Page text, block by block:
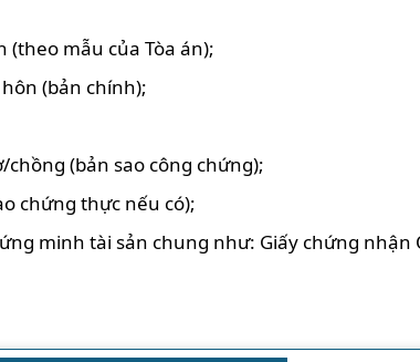
mẫu của Tòa án);
(bản chính);
(bản sao công chứng);
chứng thực nếu có);
minh tài sản chung như: Giấy chứng